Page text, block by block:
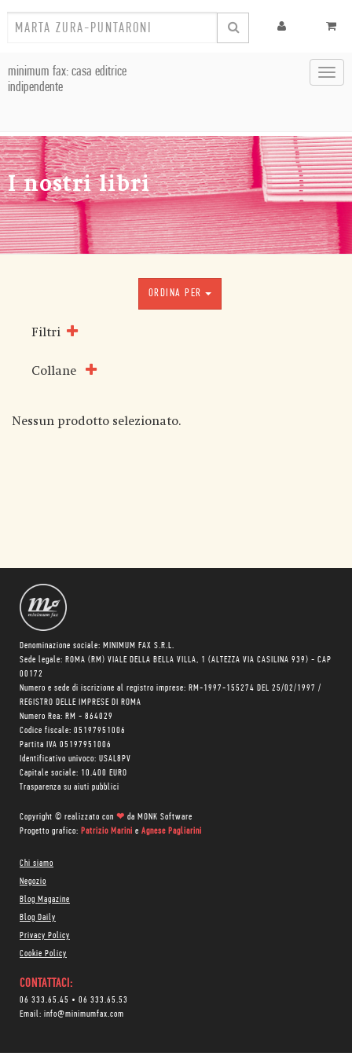
minimum fax: casa editrice
indipendente
I nostri libri
ORDINA PER
Filtri
Collane
Nessun prodotto selezionato.
Denominazione sociale: MINIMUM FAX S.R.L.
Sede legale: ROMA (RM) VIALE DELLA BELLA VILLA, 1 (ALTEZZA VIA CASILINA 939) - CAP
00172
Numero e sede di iscrizione al registro imprese: RM-1997-155274 DEL 25/02/1997 /
REGISTRO DELLE IMPRESE DI ROMA
Numero Rea: RM - 864029
Codice fiscale: 05197951006
Partita IVA 05197951006
Identificativo univoco: USAL8PV
Capitale sociale: 10.400 EURO
Trasparenza su aiuti pubblici
Copyright © realizzato con ❤ da MONK Software
Progetto grafico: Patrizio Marini e Agnese Pagliarini
Chi siamo
Negozio
Blog Magazine
Blog Daily
Privacy Policy
Cookie Policy
CONTATTACI:
06 333.65.45 • 06 333.65.53
Email: info@minimumfax.com